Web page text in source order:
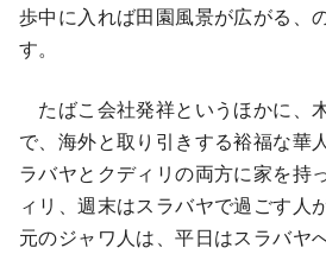
歩中に入れば田園風景が広がる、
す。
たばこ会社発祥というほかに、
で、海外と取り引きする裕福な華
ラバヤとクディリの両方に家を持
ィリ、週末はスラバヤで過ごす人
元のジャワ人は、平日はスラバヤ